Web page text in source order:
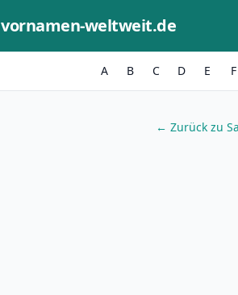
vornamen-weltweit.de
A B C D E F
← Zurück zu